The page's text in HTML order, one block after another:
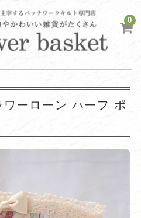
0
ワーローン ハーフ ポ